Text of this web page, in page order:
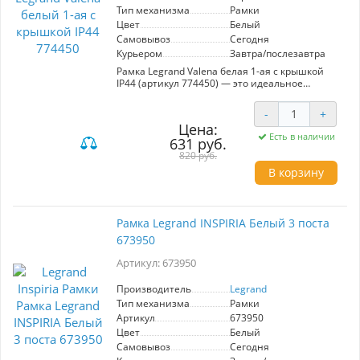
Тип механизма
Рамки
Цвет
Белый
Самовывоз
Сегодня
Курьером
Завтра/послезавтра
Рамка Legrand Valena белая 1-ая с крышкой
IP44 (артикул 774450) — это идеальное
стильного электрического подключения.
Изготовленная в классическом белом цвете,
рамка гармонично впишется в любой
интерьер, обеспечивая элегантный и
современный вид. Модель Valena отличается
высоким качеством и продуманным дизайном,
что гарантирует долговечность
внутренние механизмы от влаги и пыли, что
делает эту рамку подходящей для
использования в помещениях с повышенной
влажностью. Рамка предназначена для
подойдет для всех стандартных электрических
получаете сочетание функциональности и
эстетики, что делает ее идеальным выбором
для вашего дома или офиса.
Цена:
631 руб.
820 руб.
- +
Есть в наличии
В корзину
Рамка Legrand INSPIRIA Белый 3 поста
673950
Артикул: 673950
Производитель
Legrand
Тип механизма
Рамки
Артикул
673950
Цвет
Белый
Самовывоз
Сегодня